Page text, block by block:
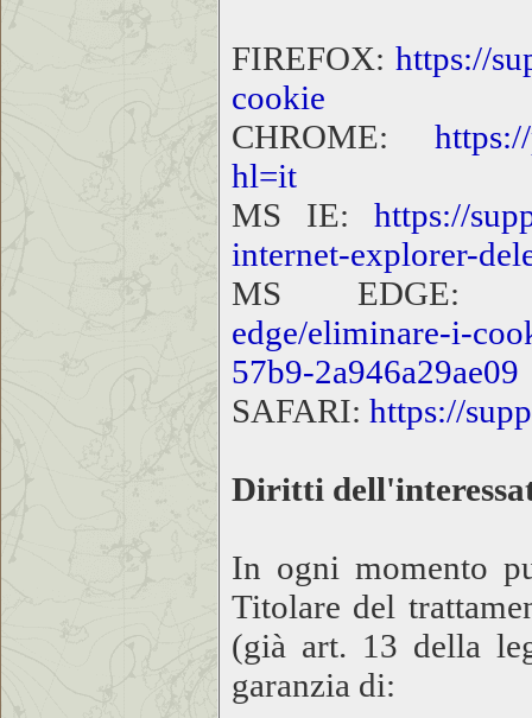
FIREFOX: https://
cookie
CHROME: https://
hl=it
MS IE: https://
internet-explorer-
MS
edge/eliminare-i-
57b9-2a946a29ae09
SAFARI: https://
Diritti
In ogni momento
Titolare del
(già art. 13 della
garanzia di: